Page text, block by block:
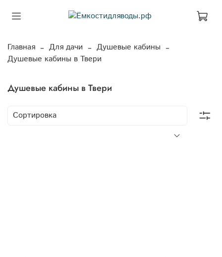
Главная Для дачи
Душевые кабины
Душевые кабины в Твери
Душевые кабины в Твери